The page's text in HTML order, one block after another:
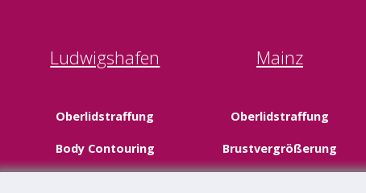
Ludwigshafen
Oberlidstraffung
Body Contouring
Mainz
Oberlidstraffung
Brustvergrößerung